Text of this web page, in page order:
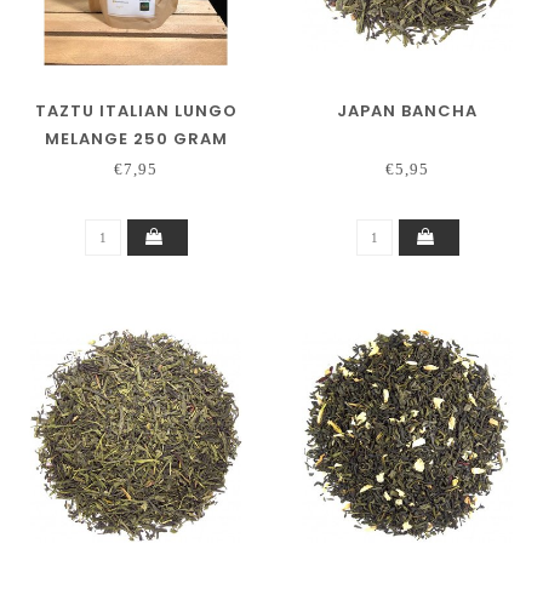
TAZTU ITALIAN LUNGO
MELANGE 250 GRAM
€7,95
JAPAN BANCHA
€5,95